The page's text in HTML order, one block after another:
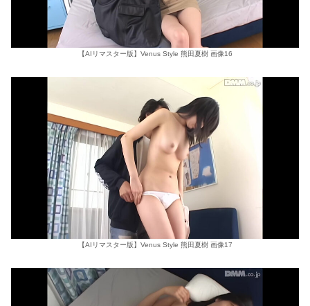
【AIリマスター版】Venus Style 熊田夏樹 画像16
【AIリマスター版】Venus Style 熊田夏樹 画像17